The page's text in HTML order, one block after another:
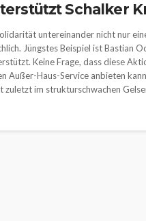
Schalker
untereinander nicht nur
Jüngstes Beispiel ist Bastian
Keine Frage, dass diese
Außer-Haus-Service anbieten
im strukturschwachen